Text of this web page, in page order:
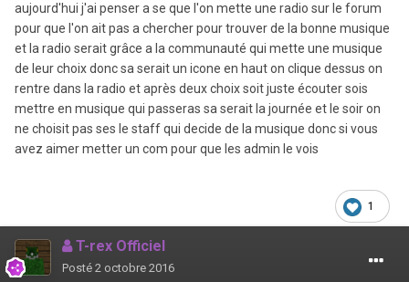
aujourd'hui j'ai penser a se que l'on mette une radio sur le forum
pour que l'on ait pas a chercher pour trouver de la bonne musique
et la radio serait grâce a la communauté qui mette une musique
de leur choix donc sa serait un icone en haut on clique dessus on
rentre dans la radio et après deux choix soit juste écouter sois
mettre en musique qui passeras sa serait la journée et le soir on
ne choisit pas ses le staff qui decide de la musique donc si vous
avez aimer metter un com pour que les admin le vois
1
T-rex Officiel
Posté 2 octobre 2016